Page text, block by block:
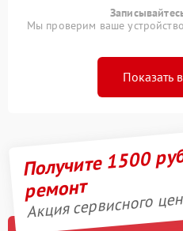
Мы проверим ваше
Показать
Получите 1500
ремонт
Акция сервисного